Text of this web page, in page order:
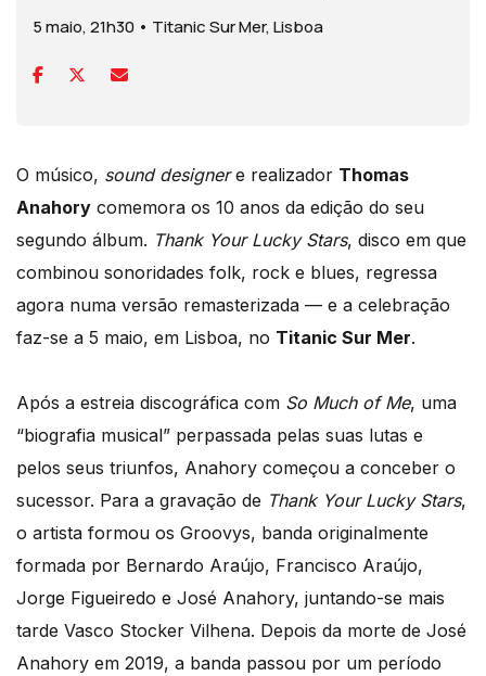
5 maio, 21h30 • Titanic Sur Mer, Lisboa
O músico, sound designere realizador Thomas
Anahory comemora os 10 anos da edição do seu
segundo álbum. Thank Your Lucky Stars, disco em que
combinou sonoridades folk, rock e blues, regressa
agora numa versão remasterizada — e a celebração
faz-se a 5 maio, em Lisboa, no Titanic Sur Mer.
Após a estreia discográfica com So Much of Me, uma
“biografia musical” perpassada pelas suas lutas e
pelos seus triunfos, Anahory começou a conceber o
sucessor. Para a gravação de Thank Your Lucky Stars,
o artista formou os Groovys, banda originalmente
formada por Bernardo Araújo, Francisco Araújo,
Jorge Figueiredo e José Anahory, juntando-se mais
tarde Vasco Stocker Vilhena. Depois da morte de José
Anahory em 2019, a banda passou por um período